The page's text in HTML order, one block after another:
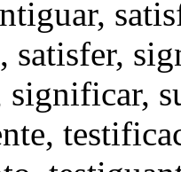
,
, satisfer,
significar,
,